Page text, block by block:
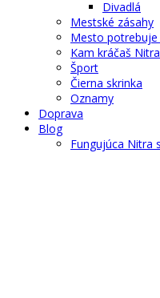
Divadlá
Mestské zásahy
Mesto potrebuje
Kam kráčaš Nitra
Šport
Čierna skrinka
Oznamy
Doprava
Blog
Fungujúca Nitra